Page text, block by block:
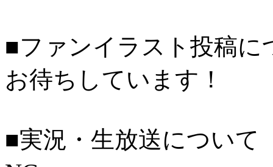
■ファンイラスト投稿に
お待ちしています！
■実況・生放送について